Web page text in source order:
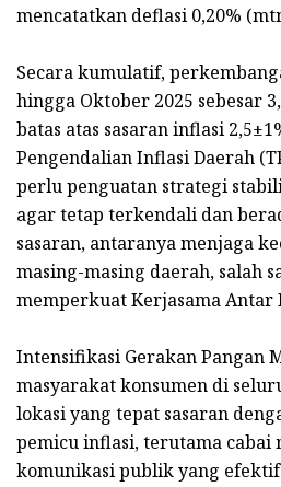
mencatatkan deflasi 0,20%
Secara kumulatif,
hingga Oktober 2025 sebesar
batas atas sasaran inflasi
Pengendalian Inflasi Daerah
perlu penguatan strategi
agar tetap terkendali dan
sasaran, antaranya menjaga
masing-masing daerah, salah
memperkuat Kerjasama Antar
Intensifikasi Gerakan Pangan
masyarakat konsumen di
lokasi yang tepat sasaran
pemicu inflasi, terutama cabai
komunikasi publik yang